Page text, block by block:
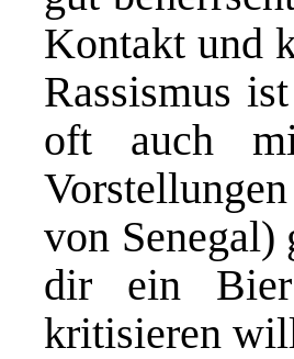
Kontakt und
Rassismus
oft auch
von Senegal)
dir ein Bier
kritisieren